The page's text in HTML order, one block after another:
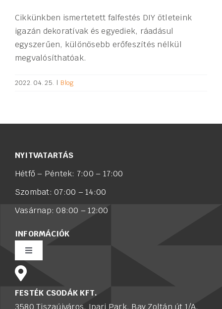
Cikkünkben ismertetett falfestés DIY ötleteink
igazán dekoratívak és egyediek, ráadásul
egyszerűen, különösebb erőfeszítés nélkül
megvalósíthatóak.
2022. 04. 25. | Blog
NYITVATARTÁS
Hétfő – Péntek: 7:00 – 17:00
Szombat: 07:00 – 14:00
Vasárnap: 08:00 – 12:00
INFORMÁCIÓK
Toggle
Navigation
Rólunk
FESTÉK CSODÁK KFT.
3580 Tiszaújváros, Ipari Park, Bay Zoltán út 1/A.